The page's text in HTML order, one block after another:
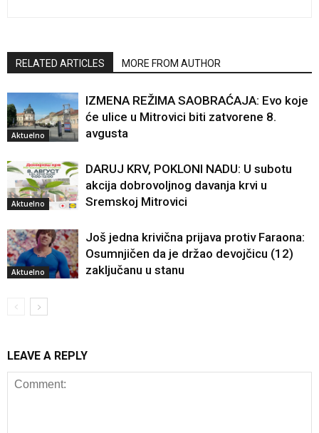
RELATED ARTICLES MORE FROM AUTHOR
Aktuelno
IZMENA REŽIMA SAOBRAĆAJA: Evo koje
će ulice u Mitrovici biti zatvorene 8.
avgusta
Aktuelno
DARUJ KRV, POKLONI NADU: U subotu
akcija dobrovoljnog davanja krvi u
Sremskoj Mitrovici
Aktuelno
Još jedna krivična prijava protiv Faraona:
Osumnjičen da je držao devojčicu (12)
zaključanu u stanu
LEAVE A REPLY